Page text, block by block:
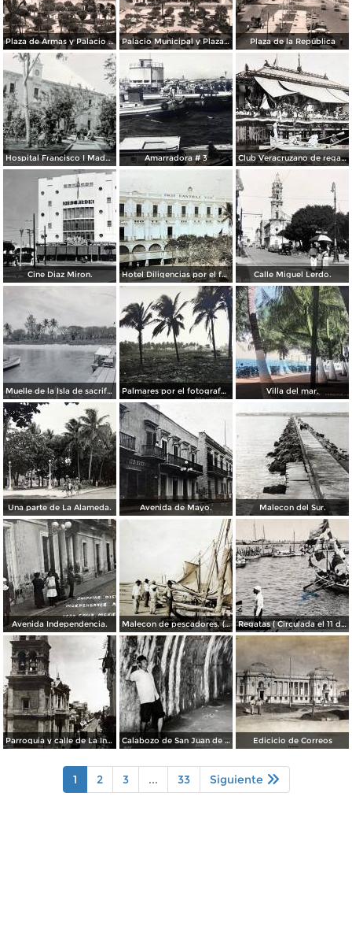
Plaza de Armas y Palacio Municipal Palacio Municipal y Plaza de Armas Plaza de la República
Hospital Francisco I Madero. Amarradora # 3 Club Veracruzano de regatas.
Cine Diaz Miron. Hotel Diligencias por el fotografo Walter E Hadsell. ( Circulada el 17 de Febrero de 1914 ). Calle Miguel Lerdo.
Muelle de la Isla de sacrificios. Palmares por el fotografo Hugo Brehme. Villa del mar.
Una parte de La Alameda. Avenida de Mayo. Malecon del Sur.
Avenida Independencia. Malecon de pescadores. ( Circulada el 12 de Agosto de 1911 ). Regatas ( Circulada el 11 de Abril de 1926 ).
Parroquia y calle de La Independencia. Calabozo de San Juan de Ulua. Edicicio de Correos
1 2 3 ... 33 Siguiente